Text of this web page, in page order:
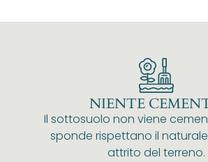
NIENTE
Il sottosuolo non viene
sponde rispettano il
attrito del terreno.